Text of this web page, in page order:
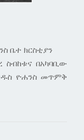
ቤተ ክርስቲያን
ስብከቱና በአካባቢው
ዮሐንስ መጥምቅ